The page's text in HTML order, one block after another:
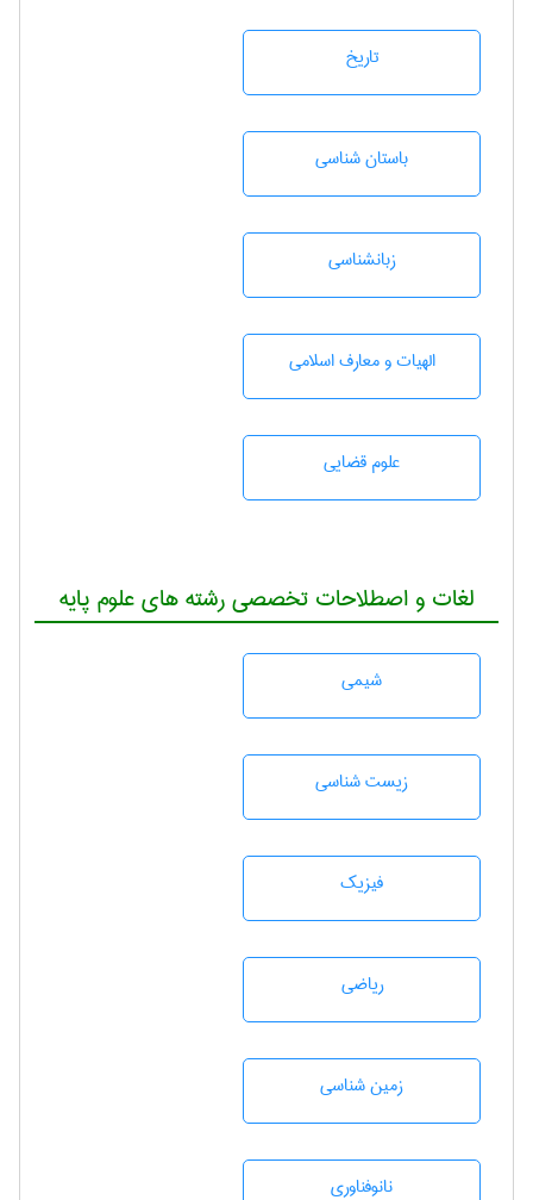
تاريخ
باستان شناسی
زبانشناسی
الهیات و معارف اسلامی
علوم قضایی
لغات و اصطلاحات تخصصی رشته های علوم پایه
شيمی
زيست شناسی
فیزیک
رياضی
زمين شناسی
نانوفناوری